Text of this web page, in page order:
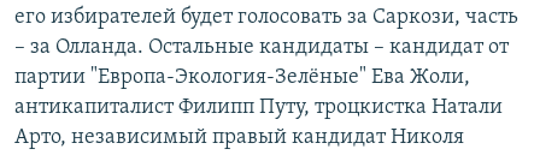
его избирателей будет голосовать за Саркози, часть
– за Олланда. Остальные кандидаты – кандидат от
партии "Европа-Экология-Зелёные" Ева Жоли,
антикапиталист Филипп Путу, троцкистка Натали
Арто, независимый правый кандидат Николя